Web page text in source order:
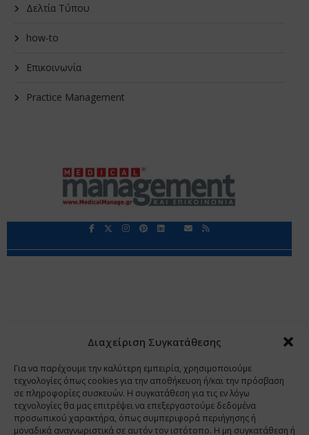
Διαχείριση Συγκατάθεσης
Για να παρέχουμε την καλύτερη εμπειρία, χρησιμοποιούμε
τεχνολογίες όπως cookies για την αποθήκευση ή/και την πρόσβαση
σε πληροφορίες συσκευών. Η συγκατάθεση για τις εν λόγω
τεχνολογίες θα μας επιτρέψει να επεξεργαστούμε δεδομένα
προσωπικού χαρακτήρα, όπως συμπεριφορά περιήγησης ή
μοναδικά αναγνωριστικά σε αυτόν τον ιστότοπο. Η μη συγκατάθεση ή
Δελτία Τύπου
how-to
Επικοινωνία
Practice Management
Copyright 2009 - 2026 © Χαραμή Α.Ε.
www.PharmaManage.gr • www.HealthExpo.gr • www.YO.gr
•
www.GreekShares.com • www.eLearning-